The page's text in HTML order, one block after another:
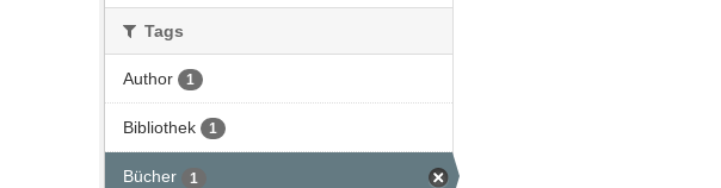
Tags
Author 1
Bibliothek 1
Bücher 1